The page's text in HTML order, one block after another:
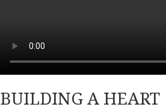
BUILDING A HEART